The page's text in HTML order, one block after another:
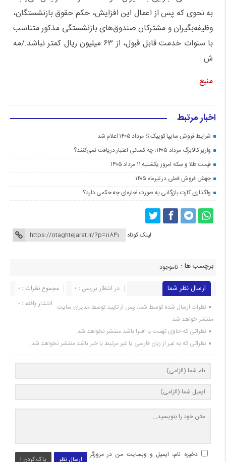
به نحوی که پس از اعمال این افزایش، حکم حقوق بازنشستگان،
وظیفه‌بگیران و مشترکان صندوق‌های بازنشستگی مذکور متناسب
با سنوات خدمت قابل قبول، از ۶۳ میلیون ریال کمتر نباشد./مه
ش
منبع
اخبار مرتبط
شرایط فروش سایپا کوییک S مرداد ۱۴۰۵ اعلام شد
واریز کالابرگ مرداد ۱۴۰۵؛ چه کسانی اعتبار دریافت نمی‌کنند؟
قیمت طلا و سکه امروز یکشنبه ۱۱ مرداد ۱۴۰۵
جهش فروش فملی در تیرماه ۱۴۰۵
واگذاری کارت بازرگانی به صورت اجاره‌ای چه حکمی دارد؟
لینک کوتاه
برچسب ها : ناموجود
ارسال نظر شما مجموع نظرات : 0
در انتظار بررسی : 0
انتشار یافته : 0 نظرات ارسال شده توسط شما، پس از تایید توسط مدیران سایت
منتشر خواهد شد.
نظراتی که حاوی تهمت یا افترا باشد منتشر نخواهد شد.
نظراتی که به غیر از زبان فارسی یا غیر مرتبط با خبر باشد منتشر نخواهد شد.
ارسال نظر پاک کردن !
ذخیره نام، ایمیل و وبسایت من در مرورگر